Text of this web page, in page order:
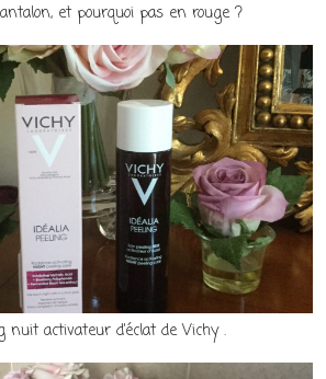
et pourquoi pas en rouge ?
nuit activateur d’éclat de Vichy .